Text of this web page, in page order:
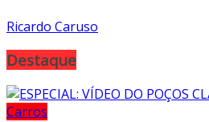
Ricardo Caruso
Destaque
Carros